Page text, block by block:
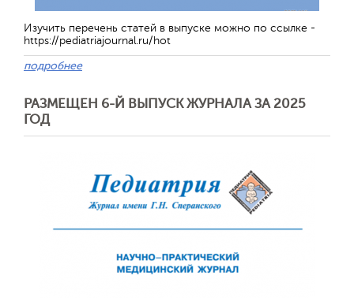
Изучить перечень статей в выпуске можно по ссылке -
https://pediatriajournal.ru/hot
подробнее
РАЗМЕЩЕН 6-Й ВЫПУСК ЖУРНАЛА ЗА 2025
ГОД